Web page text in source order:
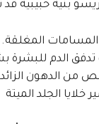
بنية حبيبية قد
المغلقة.
تدفق الدم
من الدهون
خلايا الجلد الميتة